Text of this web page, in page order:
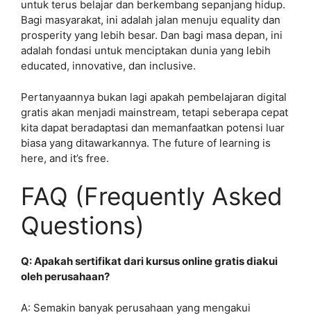
untuk terus belajar dan berkembang sepanjang hidup.
Bagi masyarakat, ini adalah jalan menuju equality dan
prosperity yang lebih besar. Dan bagi masa depan, ini
adalah fondasi untuk menciptakan dunia yang lebih
educated, innovative, dan inclusive.
Pertanyaannya bukan lagi apakah pembelajaran digital
gratis akan menjadi mainstream, tetapi seberapa cepat
kita dapat beradaptasi dan memanfaatkan potensi luar
biasa yang ditawarkannya. The future of learning is
here, and it’s free.
FAQ (Frequently Asked
Questions)
Q: Apakah sertifikat dari kursus online gratis diakui
oleh perusahaan?
A: Semakin banyak perusahaan yang mengakui